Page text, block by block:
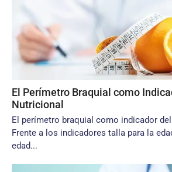
El Perímetro Braquial como
Nutricional
El perímetro braquial como indicador
Frente a los indicadores talla para la
edad...